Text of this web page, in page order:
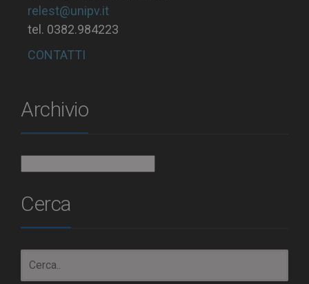
relest@unipv.it
tel. 0382.984223
CONTATTI
Archivio
Cerca